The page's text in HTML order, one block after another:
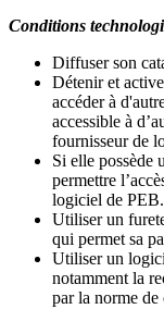
Conditions
Diffuser son
Détenir et
accéder à
accessible à d’
fournisseur de
Si elle possède
permettre l’
logiciel de PEB.
Utiliser un
qui permet sa
Utiliser un
notamment la
par la norme